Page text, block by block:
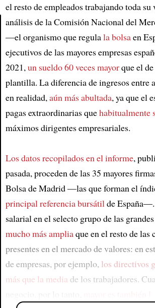
Article
el resto de empleados trabajando toda su
análisis de la Comisión Nacional del
—el organismo que regulala bolsaen
ejecutivos de las mayores empresas
2021,un sueldo 60 veces mayorque el
plantilla. La diferencia de ingresos entre
en realidad,aún más abultada, ya que el
pagas extraordinarias quehabitualmente
máximos dirigentes empresariales.
Los datos recopilados en el informe,
pasada, proceden de las 35 mayores
Bolsa de Madrid —las que forman el
principal referencia bursátilde
salarial en el selecto grupo de las
mucho más ampliaque en el resto de las
presentes en el mercado de valores: en
de empresas, por ejemplo, los directivos
más que la media de los trabajadores.